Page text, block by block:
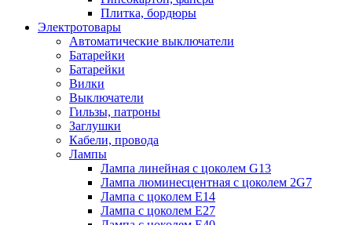
Плитка, бордюры
Электротовары
Автоматические выключатели
Батарейки
Батарейки
Вилки
Выключатели
Гильзы, патроны
Заглушки
Кабели, провода
Лампы
Лампа линейная с цоколем G13
Лампа люминесцентная с цоколем 2G7
Лампа с цоколем E14
Лампа с цоколем E27